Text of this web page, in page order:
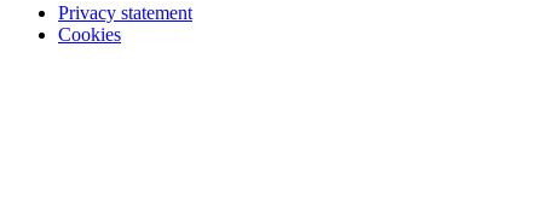
Privacy statement
Cookies